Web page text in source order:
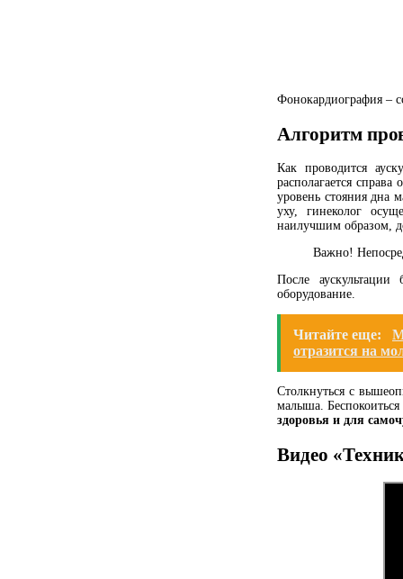
Фонокардиография –
Алгоритм
Как проводится
располагается
уровень стояния дна
уху, гинеколог
наилучшим образом,
Важно!
После
оборудование.
Читайте еще:
отразится на
Столкнуться с
малыша.
здоровья и для
Видео